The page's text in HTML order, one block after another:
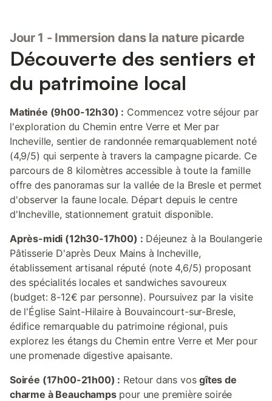
Jour 1 - Immersion dans la nature picarde
Découverte des sentiers et
du patrimoine local
Matinée (9h00-12h30) : Commencez votre séjour par
l'exploration du Chemin entre Verre et Mer par
Incheville, sentier de randonnée remarquablement noté
(4,9/5) qui serpente à travers la campagne picarde. Ce
parcours de 8 kilomètres accessible à toute la famille
offre des panoramas sur la vallée de la Bresle et permet
d'observer la faune locale. Départ depuis le centre
d'Incheville, stationnement gratuit disponible.
Après-midi (12h30-17h00) : Déjeunez à la Boulangerie
Pâtisserie D'après Deux Mains à Incheville,
établissement artisanal réputé (note 4,6/5) proposant
des spécialités locales et sandwiches savoureux
(budget: 8-12€ par personne). Poursuivez par la visite
de l'Église Saint-Hilaire à Bouvaincourt-sur-Bresle,
édifice remarquable du patrimoine régional, puis
explorez les étangs du Chemin entre Verre et Mer pour
une promenade digestive apaisante.
Soirée (17h00-21h00) : Retour dans vosgîtes de
charme à Beauchampspour une première soirée